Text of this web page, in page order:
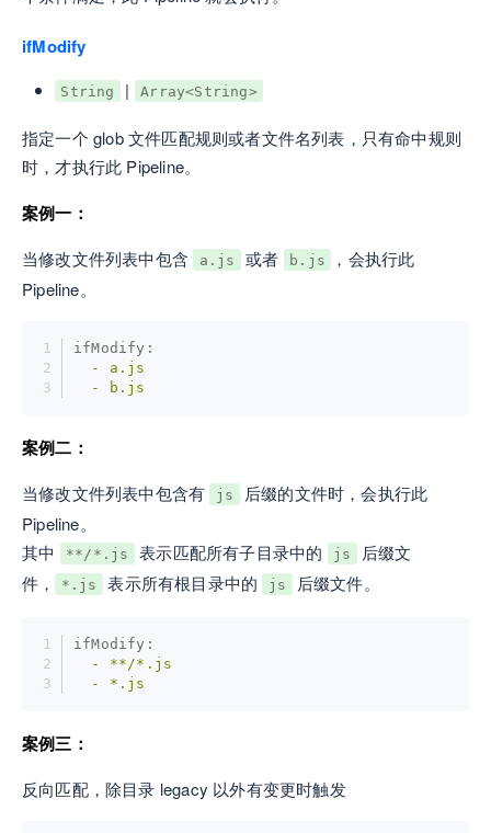
ifModify
String | Array<String>
指定一个 glob 文件匹配规则或者文件名列表，只有命中规则
时，才执行此 Pipeline。
案例一：
当修改文件列表中包含 a.js 或者 b.js
，会执行此
Pipeline。
ifModify:
  -
a.js
  -
b.js
案例二：
当修改文件列表中包含有 js 后缀的文件时，会执行此
Pipeline。
其中
**/*.js 表示匹配所有子目录中的 js 后缀文
件， *.js 表示所有根目录中的 js 后缀文件。
ifModify:
  -
**/*.js
  -
*.js
案例三：
反向匹配，除目录 legacy 以外有变更时触发